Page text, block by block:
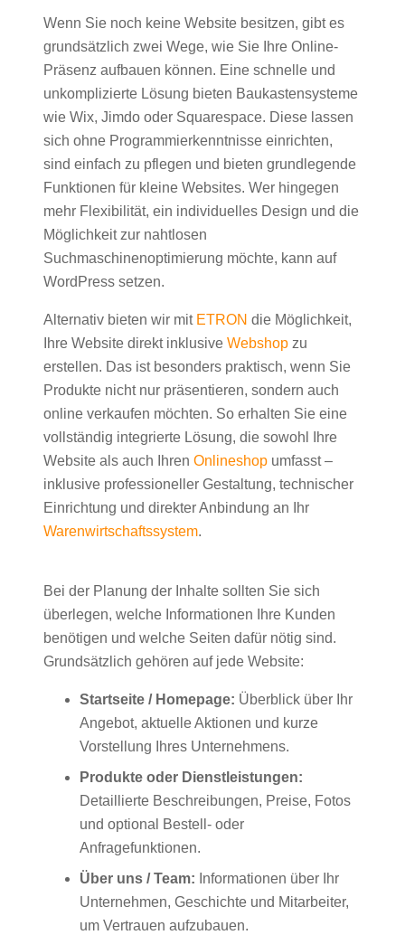
Wenn Sie noch keine Website besitzen, gibt es
grundsätzlich zwei Wege, wie Sie Ihre Online-
Präsenz aufbauen können. Eine schnelle und
unkomplizierte Lösung bieten Baukastensysteme
wie Wix, Jimdo oder Squarespace. Diese lassen
sich ohne Programmierkenntnisse einrichten,
sind einfach zu pflegen und bieten grundlegende
Funktionen für kleine Websites. Wer hingegen
mehr Flexibilität, ein individuelles Design und die
Möglichkeit zur nahtlosen
Suchmaschinenoptimierung möchte, kann auf
WordPress setzen.
Alternativ bieten wir mit ETRON die Möglichkeit,
Ihre Website direkt inklusive Webshop zu
erstellen. Das ist besonders praktisch, wenn Sie
Produkte nicht nur präsentieren, sondern auch
online verkaufen möchten. So erhalten Sie eine
vollständig integrierte Lösung, die sowohl Ihre
Website als auch Ihren Onlineshop umfasst –
inklusive professioneller Gestaltung, technischer
Einrichtung und direkter Anbindung an Ihr
Warenwirtschaftssystem.
Bei der Planung der Inhalte sollten Sie sich
überlegen, welche Informationen Ihre Kunden
benötigen und welche Seiten dafür nötig sind.
Grundsätzlich gehören auf jede Website:
Startseite / Homepage: Überblick über Ihr
Angebot, aktuelle Aktionen und kurze
Vorstellung Ihres Unternehmens.
Produkte oder Dienstleistungen:
Detaillierte Beschreibungen, Preise, Fotos
und optional Bestell- oder
Anfragefunktionen.
Über uns / Team: Informationen über Ihr
Unternehmen, Geschichte und Mitarbeiter,
um Vertrauen aufzubauen.